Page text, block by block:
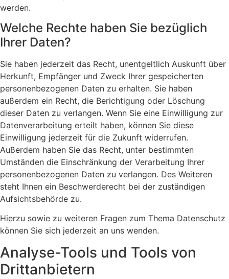
werden.
Welche Rechte haben Sie bezüglich
Ihrer Daten?
Sie haben jederzeit das Recht, unentgeltlich Auskunft über
Herkunft, Empfänger und Zweck Ihrer gespeicherten
personenbezogenen Daten zu erhalten. Sie haben
außerdem ein Recht, die Berichtigung oder Löschung
dieser Daten zu verlangen. Wenn Sie eine Einwilligung zur
Datenverarbeitung erteilt haben, können Sie diese
Einwilligung jederzeit für die Zukunft widerrufen.
Außerdem haben Sie das Recht, unter bestimmten
Umständen die Einschränkung der Verarbeitung Ihrer
personenbezogenen Daten zu verlangen. Des Weiteren
steht Ihnen ein Beschwerderecht bei der zuständigen
Aufsichtsbehörde zu.
Hierzu sowie zu weiteren Fragen zum Thema Datenschutz
können Sie sich jederzeit an uns wenden.
Analyse-Tools und Tools von
Dritt­anbietern